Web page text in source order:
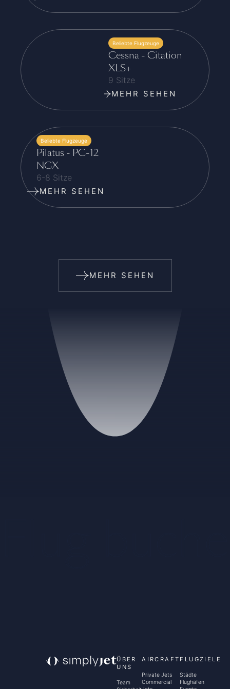
Beliebte Flugzeuge
Cessna - Citation
XLS+
9 Sitze
MEHR SEHEN
Beliebte Flugzeuge
Pilatus - PC-12
NGX
6-8 Sitze
MEHR SEHEN
MEHR SEHEN
ÜBER
UNS
Team
AIRCRAFT
Private Jets
Commercial
FLUGZIELE
Städte
Flughäfen